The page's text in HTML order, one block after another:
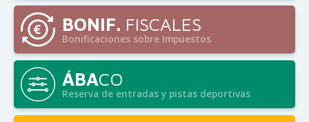
BONIF. FISCALES
Bonificaciones sobre Impuestos
ÁBACO
Reserva de entradas y pistas deportivas